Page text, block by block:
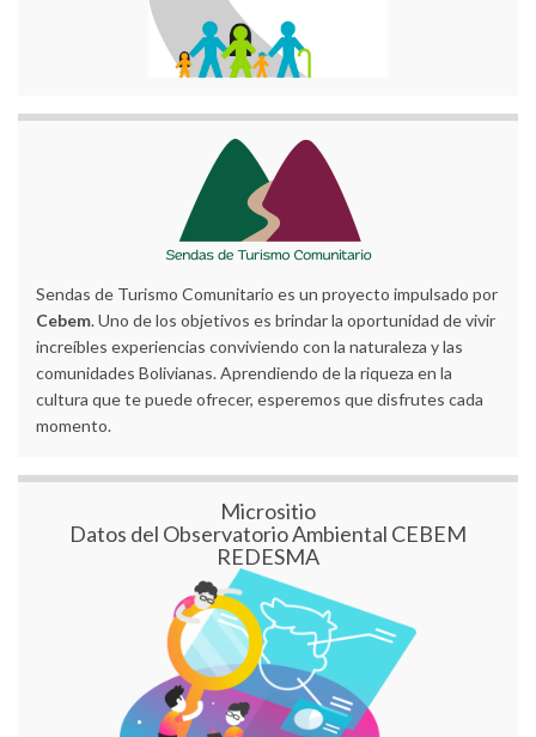
Sendas de Turismo Comunitario es un proyecto impulsado por
Cebem. Uno de los objetivos es brindar la oportunidad de vivir
increíbles experiencias conviviendo con la naturaleza y las
comunidades Bolivianas. Aprendiendo de la riqueza en la
cultura que te puede ofrecer, esperemos que disfrutes cada
momento.
Micrositio
Datos del Observatorio Ambiental CEBEM
REDESMA